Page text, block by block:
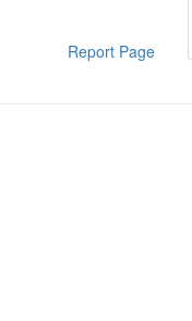
Report Page